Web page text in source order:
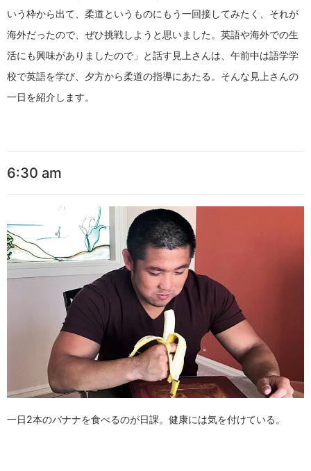
いう枠から出て、柔道というものにもう一回接してみたく、それが
海外だったので、ぜひ挑戦しようと思いました。英語や海外での生
活にも興味がありましたので」と話す見上さんは、午前中は語学学
校で英語を学び、夕方から柔道の指導にあたる。そんな見上さんの
一日を紹介します。
6:30 am
一日2本のバナナを食べるのが日課。健康には気を付けている。